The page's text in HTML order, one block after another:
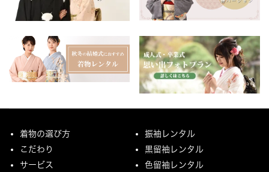
着物の選び方
こだわり
サービス
振袖レンタル
黒留袖レンタル
色留袖レンタル